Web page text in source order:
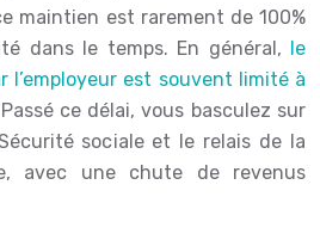
maintien est rarement de 100%
dans le temps. En général,
le
l’employeur est souvent limité à
ce délai, vous basculez sur
sociale et le relais de la
avec une chute de revenus